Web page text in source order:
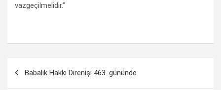
vazgeçilmelidir.”
Babalık Hakkı Direnişi 463. gününde